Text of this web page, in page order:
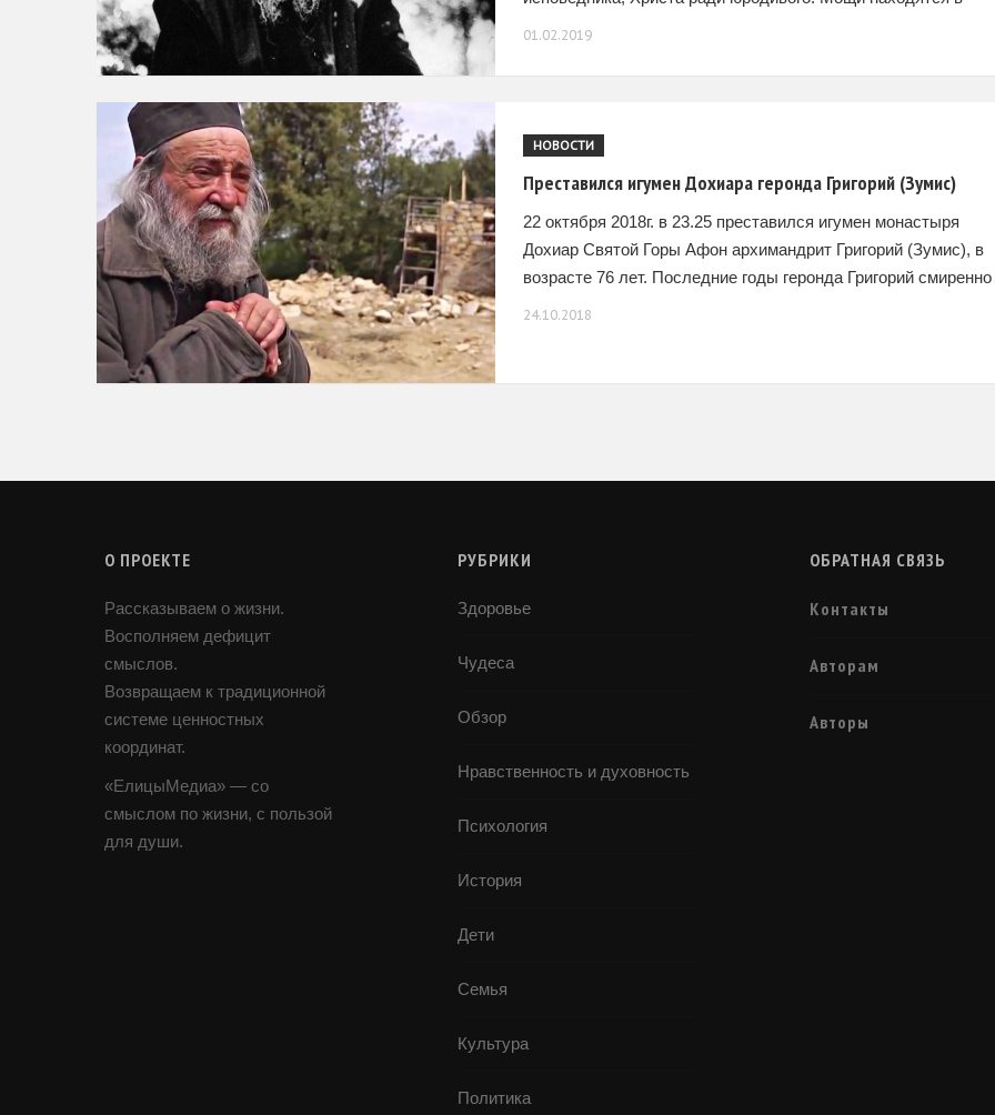
01.02.2019
НОВОСТИ
Преставился игумен Дохиара геронда Григорий (Зумис)
22 октября 2018г. в 23.25 преставился игумен монастыря
Дохиар Святой Горы Афон архимандрит Григорий (Зумис), в
возрасте 76 лет. Последние годы геронда Григорий смиренно
24.10.2018
О ПРОЕКТЕ
Рассказываем о жизни.
Восполняем дефицит
смыслов.
Возвращаем к традиционной
системе ценностных
координат.
«ЕлицыМедиа» — со
смыслом по жизни, с пользой
для души.
РУБРИКИ
Здоровье
Чудеса
Обзор
Нравственность и духовность
Психология
История
Дети
Семья
Культура
Политика
ОБРАТНАЯ СВЯЗЬ
Контакты
Авторам
Авторы